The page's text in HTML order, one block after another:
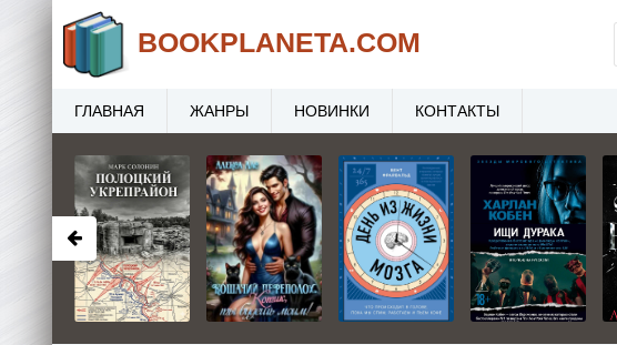
BOOKPLANETA.COM
ГЛАВНАЯ ЖАНРЫ НОВИНКИ КОНТАКТЫ